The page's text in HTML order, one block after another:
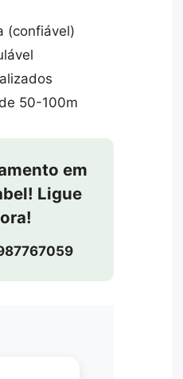
(confiável)
50-100m
em
Ligue